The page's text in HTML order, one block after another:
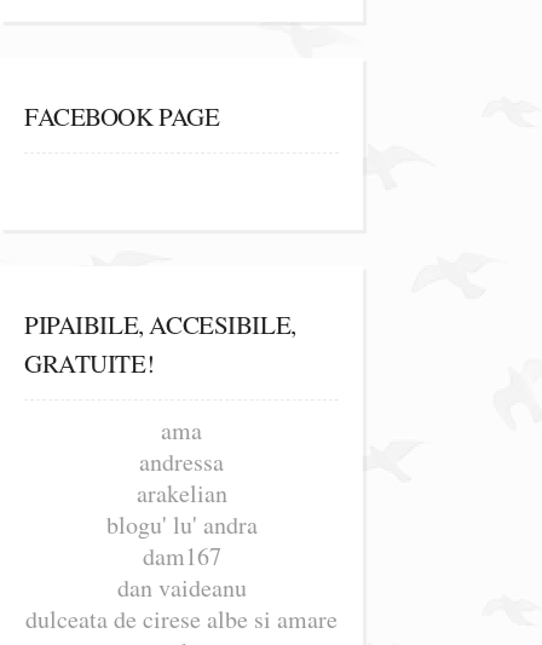
FACEBOOK PAGE
PIPAIBILE, ACCESIBILE,
GRATUITE!
ama
andressa
arakelian
blogu' lu' andra
dam167
dan vaideanu
dulceata de cirese albe si amare